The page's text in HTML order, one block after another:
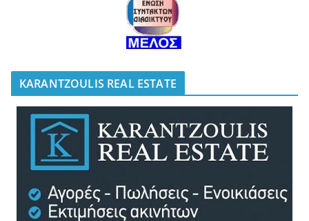
KARANTZOULIS REAL ESTATE